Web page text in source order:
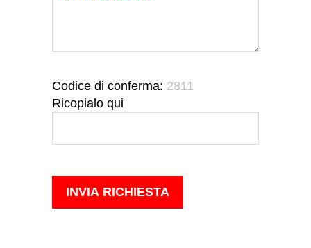
Codice di conferma: 2811
Ricopialo qui